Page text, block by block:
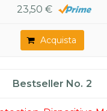
23,50 €
Acquista
2